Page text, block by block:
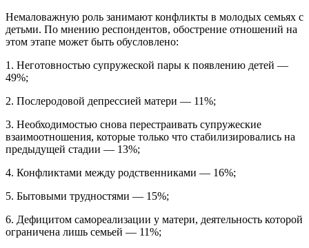
Немаловажную роль занимают конфликты в молодых семьях с
детьми. По мнению респондентов, обострение отношений на
этом этапе может быть обусловлено:
1. Неготовностью супружеской пары к появлению детей —
49%;
2. Послеродовой депрессией матери — 11%;
3. Необходимостью снова перестраивать супружеские
взаимоотношения, которые только что стабилизировались на
предыдущей стадии — 13%;
4. Конфликтами между родственниками — 16%;
5. Бытовыми трудностями — 15%;
6. Дефицитом самореализации у матери, деятельность которой
ограничена лишь семьей — 11%;